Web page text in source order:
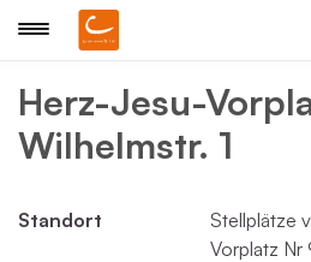
Herz-Jesu-
Wilhelmstr. 1
Standort
Stellplätze
Vorplatz Nr